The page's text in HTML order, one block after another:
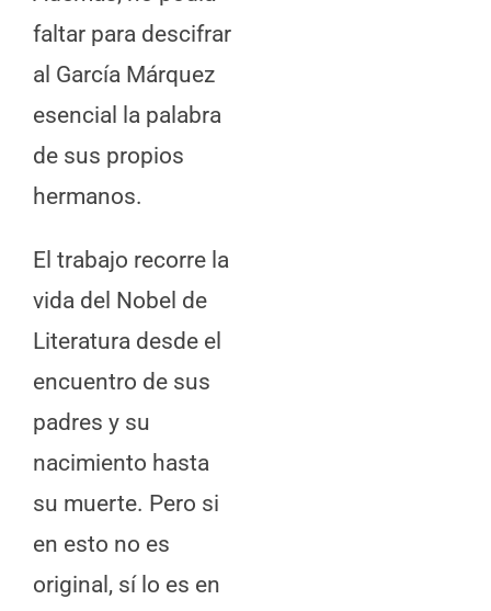
faltar para descifrar
al García Márquez
esencial la palabra
de sus propios
hermanos.
El trabajo recorre la
vida del Nobel de
Literatura desde el
encuentro de sus
padres y su
nacimiento hasta
su muerte. Pero si
en esto no es
original, sí lo es en